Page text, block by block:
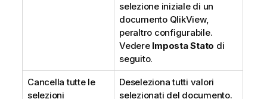
selezione iniziale di un
documento QlikView,
peraltro configurabile.
Vedere Imposta Stato di
seguito.
Cancella tutte le
selezioni
Deseleziona tutti valori
selezionati del documento.